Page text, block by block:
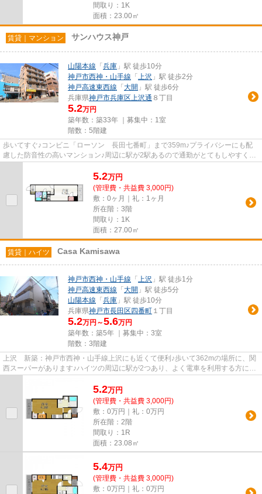
間取り：1K
面積：23.00㎡
賃貸｜マンション サンハウス神戸
山陽本線 「 兵庫 」駅 徒歩10分
神戸市西神・山手線 「 上沢 」駅 徒歩2分
神戸高速東西線 「 大開 」駅 徒歩6分
兵庫県神戸市兵庫区上沢通 ８丁目
5.2万円
築年数：築33年 ｜募集中： 1室
階数：5階建
歩いてすぐ♪コンビニ「ローソン 長田七番町」まで359m♪プライバシーにも配
慮した防音性の高いマンション♪周辺に駅が2駅あるので通勤がとてもしやすくな
5.2万円
(管理費・共益費 3,000円)
敷：0ヶ月｜礼：1ヶ月
所在階：3階
間取り：1K
面積：27.00㎡
賃貸｜ハイツ Casa Kamisawa
神戸市西神・山手線 「 上沢 」駅 徒歩1分
神戸高速東西線 「 大開 」駅 徒歩5分
山陽本線 「 兵庫 」駅 徒歩10分
兵庫県神戸市長田区 四番町 １丁目
5.2万円～5.6万円
築年数：築5年 ｜募集中： 3室
階数：3階建
上沢 新築：神戸市西神・山手線上沢にも近くて便利♪歩いて362mの場所に、関
西スーパーがあります♪ハイツの周辺に駅が2つあり、よく電車を利用する方にピ
5.2万円
(管理費・共益費 3,000円)
敷：0万円｜礼：0万円
所在階：2階
間取り：1R
面積：23.08㎡
5.4万円
(管理費・共益費 3,000円)
敷：0万円｜礼：0万円